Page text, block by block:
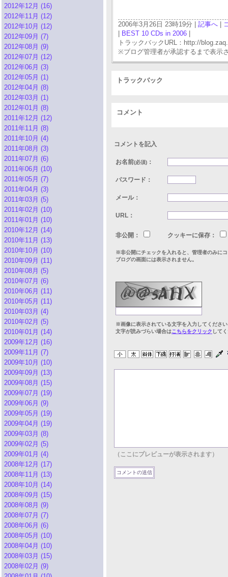
2012年12月 (16)
2012年11月 (12)
2012年10月 (12)
2012年09月 (7)
2012年08月 (9)
2012年07月 (12)
2012年06月 (3)
2012年05月 (1)
2012年04月 (8)
2012年03月 (1)
2012年01月 (8)
2011年12月 (12)
2011年11月 (8)
2011年10月 (4)
2011年08月 (3)
2011年07月 (6)
2011年06月 (10)
2011年05月 (7)
2011年04月 (3)
2011年03月 (5)
2011年02月 (10)
2011年01月 (10)
2010年12月 (14)
2010年11月 (13)
2010年10月 (10)
2010年09月 (11)
2010年08月 (5)
2010年07月 (6)
2010年06月 (11)
2010年05月 (11)
2010年03月 (4)
2010年02月 (5)
2010年01月 (14)
2009年12月 (16)
2009年11月 (7)
2009年10月 (10)
2009年09月 (13)
2009年08月 (15)
2009年07月 (19)
2009年06月 (9)
2009年05月 (19)
2009年04月 (19)
2009年03月 (8)
2009年02月 (5)
2009年01月 (4)
2008年12月 (17)
2008年11月 (13)
2008年10月 (14)
2008年09月 (15)
2008年08月 (9)
2008年07月 (7)
2008年06月 (6)
2008年05月 (10)
2008年04月 (10)
2008年03月 (15)
2008年02月 (9)
2006年3月26日 23時19分 | 記事へ
BEST 10 CDs in 2006
トラックバックURL：http://
※ブログ管理者が承認するまで表示
トラックバック
コメント
コメントを記入
お名前(必須) ：
パスワード：
メール：
URL：
非公開： クッキーに保存：
※非公開にチェックを入れると、管理者のみに
ブログの画面には表示されません。
※画像に表示されている文字を入力してくださ
文字が読みづらい場合はこちらをクリック して
（ここにプレビューが表示されます）